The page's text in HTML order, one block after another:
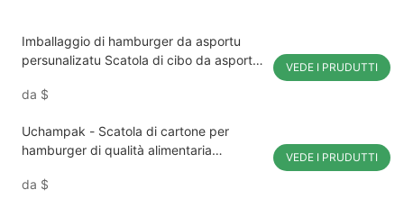
Imballaggio di hamburger da asportu
persunalizatu Scatola di cibo da asportu
da $
VEDE I PRUDUTTI
Uchampak - Scatola di cartone per
hamburger di qualità alimentaria
carta per hamburger, scatula bio
da $
VEDE I PRUDUTTI